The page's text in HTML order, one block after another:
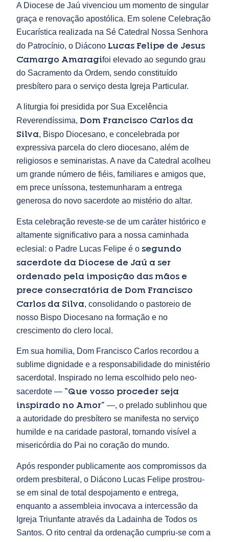
A Diocese de Jaú vivenciou um momento de singular
graça e renovação apostólica. Em solene Celebração
Eucarística realizada na Sé Catedral Nossa Senhora
do Patrocínio, o Diácono Lucas Felipe de Jesus
Camargo Amaragifoi elevado ao segundo grau
do Sacramento da Ordem, sendo constituído
presbítero para o serviço desta Igreja Particular.
A liturgia foi presidida por Sua Excelência
Reverendíssima, Dom Francisco Carlos da
Silva, Bispo Diocesano, e concelebrada por
expressiva parcela do clero diocesano, além de
religiosos e seminaristas. A nave da Catedral acolheu
um grande número de fiéis, familiares e amigos que,
em prece uníssona, testemunharam a entrega
generosa do novo sacerdote ao mistério do altar.
Esta celebração reveste-se de um caráter histórico e
altamente significativo para a nossa caminhada
eclesial: o Padre Lucas Felipe é o segundo
sacerdote da Diocese de Jaú a ser
ordenado pela imposição das mãos e
prece consecratória de Dom Francisco
Carlos da Silva, consolidando o pastoreio de
nosso Bispo Diocesano na formação e no
crescimento do clero local.
Em sua homilia, Dom Francisco Carlos recordou a
sublime dignidade e a responsabilidade do ministério
sacerdotal. Inspirado no lema escolhido pelo neo-
sacerdote — “Que vosso proceder seja
inspirado no Amor” —, o prelado sublinhou que
a autoridade do presbítero se manifesta no serviço
humilde e na caridade pastoral, tornando visível a
misericórdia do Pai no coração do mundo.
Após responder publicamente aos compromissos da
ordem presbiteral, o Diácono Lucas Felipe prostrou-
se em sinal de total despojamento e entrega,
enquanto a assembleia invocava a intercessão da
Igreja Triunfante através da Ladainha de Todos os
Santos. O rito central da ordenação cumpriu-se com a